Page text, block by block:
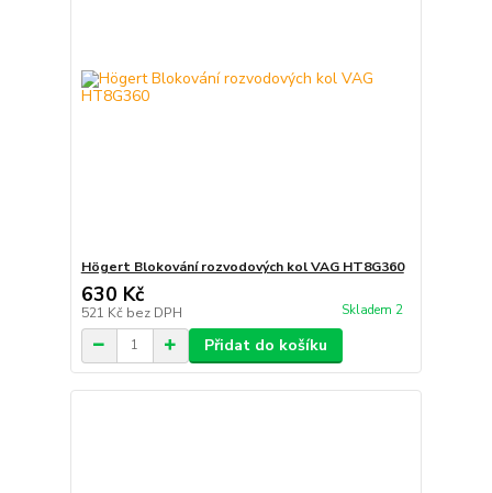
Högert Blokování rozvodových kol VAG HT8G360
630 Kč
521 Kč bez DPH Skladem 2
Přidat do košíku